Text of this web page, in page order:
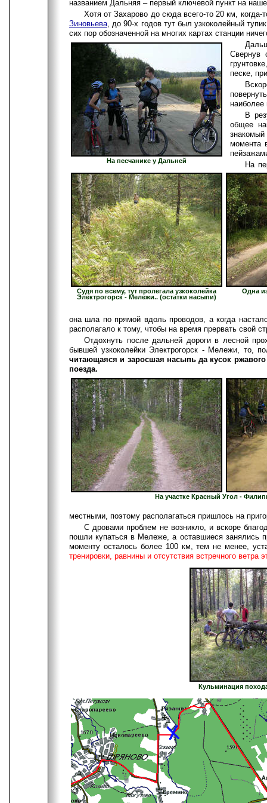
названием Дальняя – первый ключевой пункт на
Хотя от Захарово до сюда всего-то 20 км,
Зиновьева , до 90-х годов тут был узкоколейный
сих пор обозначенной на многих картах станции
На песчанике у Дальней
Свернув
песке,
наиболее
В
общее
момента
Судя по всему, тут пролегала узкоколейка
Электрогорск - Мележи.. (остатки насыпи)
Одна
На
она шла по прямой вдоль проводов, а когда
располагало к тому, чтобы на время прервать свой
Отдохнуть после дальней дороги в лесной
бывшей узкоколейки Электрогорск - Мележи, то,
читающаяся и заросшая насыпь да кусок
поезда.
На участке Красный Угол -
местными, поэтому располагаться пришлось на
С дровами проблем не возникло, и вскоре
пошли купаться в Мележе, а оставшиеся занялись
моменту осталось более 100 км, тем не менее,
тренировки, равнины и отсутствия встречного ветра
Кульминация